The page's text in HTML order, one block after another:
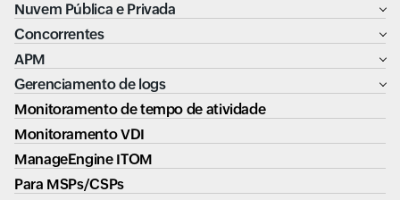
Nuvem Pública e Privada
Concorrentes
APM
Gerenciamento de logs
Monitoramento de tempo de atividade
Monitoramento VDI
ManageEngine ITOM
Para MSPs/CSPs